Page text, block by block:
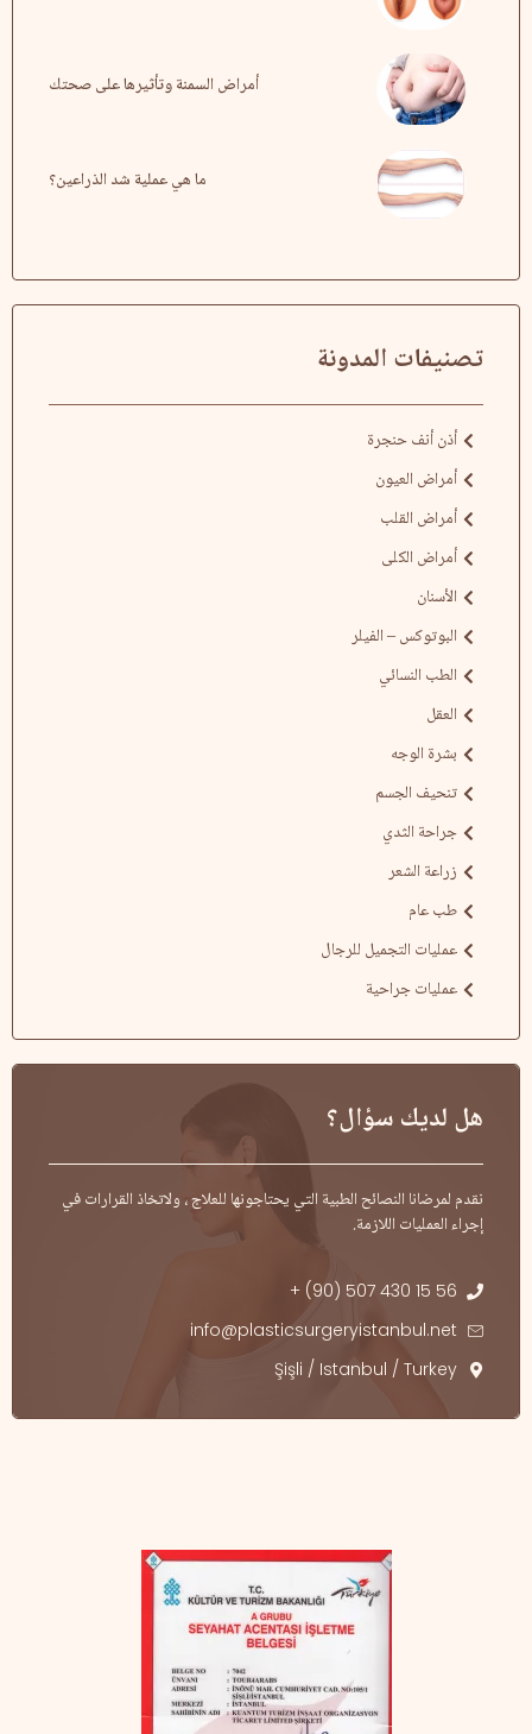
أمراض السمنة وتأثيرها على صحتك
ما هي عملية شد الذراعين؟
تصنيفات المدونة
أذن أنف حنجرة
أمراض العيون
أمراض القلب
أمراض الكلى
الأسنان
البوتوكس – الفيلر
الطب النسائي
العقل
بشرة الوجه
تنحيف الجسم
جراحة الثدي
زراعة الشعر
طب عام
عمليات التجميل للرجال
عمليات جراحية
هل لديك سؤال؟
نقدم لمرضانا النصائح الطبية التي يحتاجونها للعلاج ، ولاتخاذ القرارات في
إجراء العمليات اللازمة.
+ (90) 507 430 15 56
info@plasticsurgeryistanbul.net
Şişli / Istanbul / Turkey